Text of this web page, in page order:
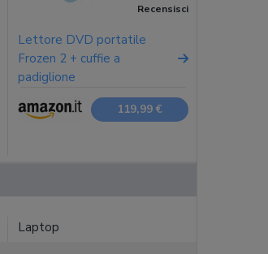
Recensisci
Lettore DVD portatile
Frozen 2 + cuffie a
padiglione
119,99 €
Laptop